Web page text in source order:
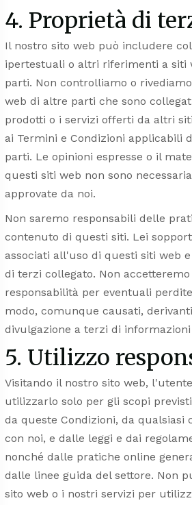
4. Proprietà di
Il nostro sito web può includere
ipertestuali o altri riferimenti a siti
parti. Non controlliamo o
web di altre parti che sono
prodotti o i servizi offerti da altri
ai Termini e Condizioni applicabili
parti. Le opinioni espresse o il
questi siti web non sono
approvate da noi.
Non saremo responsabili delle
contenuto di questi siti. Lei
associati all'uso di questi siti web
di terzi collegato. Non
responsabilità per eventuali
modo, comunque causati,
divulgazione a terzi di
5. Utilizzo
Visitando il nostro sito web,
utilizzarlo solo per gli scopi
da queste Condizioni, da qualsiasi
con noi, e dalle leggi e dai
nonché dalle pratiche online
dalle linee guida del settore. Non
sito web o i nostri servizi per